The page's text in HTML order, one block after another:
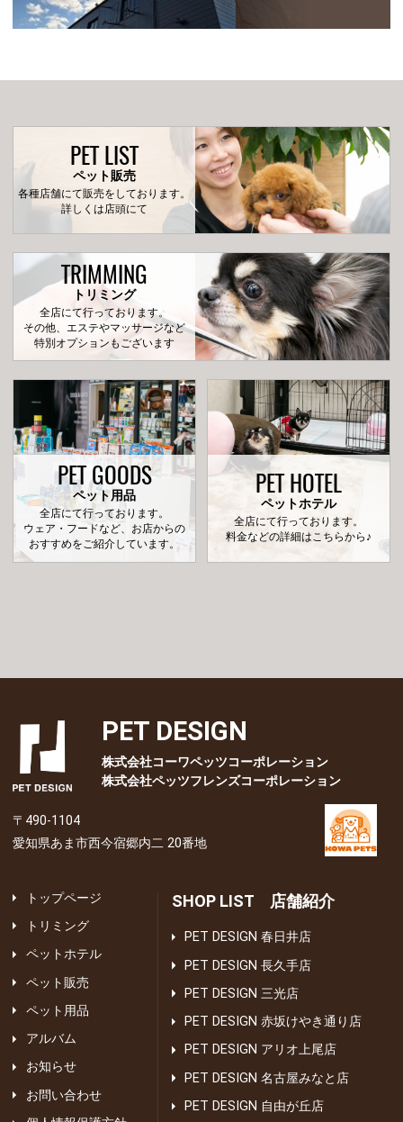
PET LIST
ペット販売
各種店舗にて販売をしております。
詳しくは店頭にて
TRIMMING
トリミング
全店にて行っております。
その他、エステやマッサージなど
特別オプションもございます
PET GOODS
ペット用品
全店にて行っております。
ウェア・フードなど、お店からの
おすすめをご紹介しています。
PET HOTEL
ペットホテル
全店にて行っております。
料金などの詳細はこちらから♪
PET DESIGN
株式会社コーワペッツコーポレーション
株式会社ペッツフレンズコーポレーション
〒490-1104
愛知県あま市西今宿郷内二 20番地
トップページ
トリミング
ペットホテル
ペット販売
ペット用品
アルバム
お知らせ
お問い合わせ
SHOP LIST 店舗紹介
PET DESIGN 春日井店
PET DESIGN 長久手店
PET DESIGN 三光店
PET DESIGN 赤坂けやき通り店
PET DESIGN アリオ上尾店
PET DESIGN 名古屋みなと店
PET DESIGN 自由が丘店